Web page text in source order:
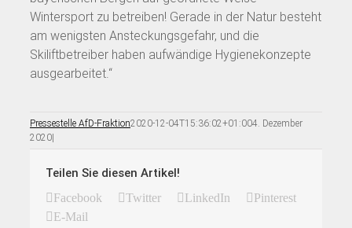
Wintersport zu betreiben! Gerade in der Natur besteht
am wenigsten Ansteckungsgefahr, und die
Skiliftbetreiber haben aufwändige Hygienekonzepte
ausgearbeitet.“
Pressestelle AfD-Fraktion2020-12-04T15:36:02+01:004. Dezember
2020|
Teilen Sie diesen Artikel!
Facebook Twitter LinkedIn
Pinterest
E-Mail